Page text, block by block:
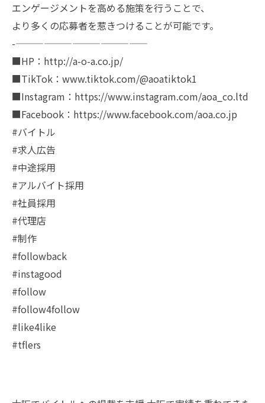
エンゲージメントを高める施策を行うことで、
より多くの応募者を惹きつけることが可能です。
-——————————————
■HP：http://a-o-a.co.jp/
■TikTok：www.tiktok.com/@aoatiktok1
■Instagram：https://www.instagram.com/aoa_co.ltd
■Facebook：https://www.facebook.com/aoa.co.jp
#バイトル
#求人広告
#中途採用
#アルバイト採用
#社員採用
#代理店
#制作
#followback
#instagood
#follow
#follow4follow
#like4like
#tflers